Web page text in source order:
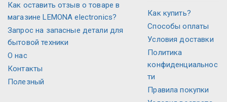
Как оставить отзыв о товаре в
магазине LEMONA electronics?
Запрос на запасные детали для
бытовой техники
O нас
Контакты
Полезный
Как купить?
Способы оплаты
Условия доставки
Политика
конфиденциальнос
ти
Правила покупки